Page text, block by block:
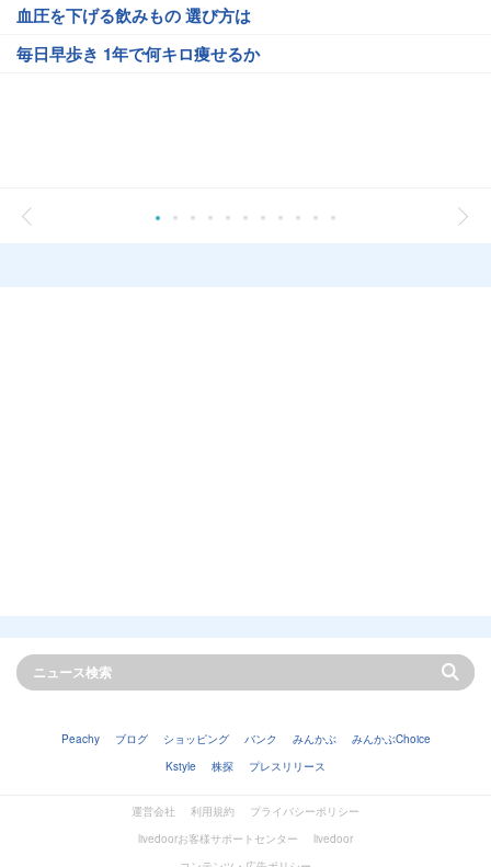
血圧を下げる飲みもの 選び方は
毎日早歩き 1年で何キロ痩せるか
Peachy ブログ ショッピング バンク みんかぶ
みんかぶChoice
Kstyle
株探 プレスリリース
運営会社 利用規約
プライバシーポリシー
livedoorお客様サポートセンター
livedoor